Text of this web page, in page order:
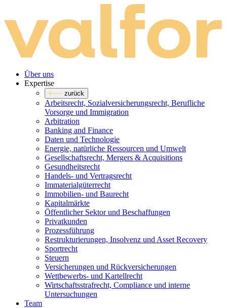
Über uns
Expertise
zurück
Arbeitsrecht, Sozialversicherungsrecht, Berufliche
Vorsorge und Immigration
Arbitration
Banking and Finance
Daten und Technologie
Energie, natürliche Ressourcen und Umwelt
Gesellschaftsrecht, Mergers & Acquisitions
Gesundheitsrecht
Handels- und Vertragsrecht
Immaterialgüterrecht
Immobilien- und Baurecht
Kapitalmärkte
Öffentlicher Sektor und Beschaffungen
Privatkunden
Prozessführung
Restrukturierungen, Insolvenz und Asset Recovery
Sportrecht
Steuern
Versicherungen und Rückversicherungen
Wettbewerbs- und Kartellrecht
Wirtschaftsstrafrecht, Compliance und interne
Untersuchungen
Team